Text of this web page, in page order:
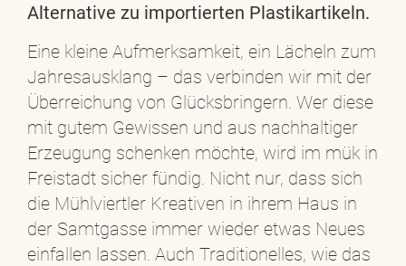
Alternative zu importierten Plastikartikeln.
Eine kleine Aufmerksamkeit, ein Lächeln zum
Jahresausklang – das verbinden wir mit der
Überreichung von Glücksbringern. Wer diese
mit gutem Gewissen und aus nachhaltiger
Erzeugung schenken möchte, wird im mük in
Freistadt sicher fündig. Nicht nur, dass sich
die Mühlviertler Kreativen in ihrem Haus in
der Samtgasse immer wieder etwas Neues
einfallen lassen. Auch Traditionelles, wie das